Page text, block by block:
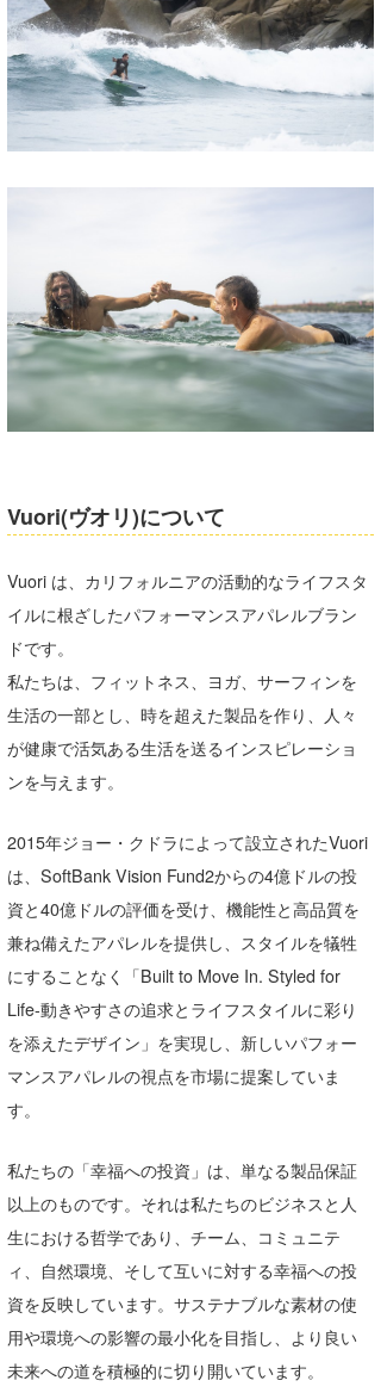
Vuori(ヴオリ)について
Vuori は、カリフォルニアの活動的なライフスタ
イルに根ざしたパフォーマンスアパレルブラン
ドです。
私たちは、フィットネス、ヨガ、サーフィンを
生活の一部とし、時を超えた製品を作り、人々
が健康で活気ある生活を送るインスピレーショ
ンを与えます。
2015年ジョー・クドラによって設立されたVuori
は、SoftBank Vision Fund2からの4億ドルの投
資と40億ドルの評価を受け、機能性と高品質を
兼ね備えたアパレルを提供し、スタイルを犠牲
にすることなく「Built to Move In. Styled for
Life-動きやすさの追求とライフスタイルに彩り
を添えたデザイン」を実現し、新しいパフォー
マンスアパレルの視点を市場に提案していま
す。
私たちの「幸福への投資」は、単なる製品保証
以上のものです。それは私たちのビジネスと人
生における哲学であり、チーム、コミュニテ
ィ、自然環境、そして互いに対する幸福への投
資を反映しています。サステナブルな素材の使
用や環境への影響の最小化を目指し、より良い
未来への道を積極的に切り開いています。
chappy
Romisea